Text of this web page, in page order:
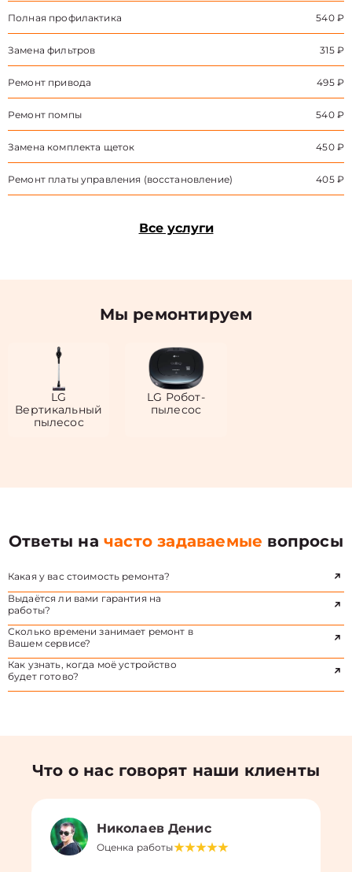
Полная профилактика 540 ₽
Замена фильтров 315 ₽
Ремонт привода 495 ₽
Ремонт помпы 540 ₽
Замена комплекта щеток 450 ₽
Ремонт платы управления (восстановление) 405 ₽
Все услуги
Мы ремонтируем
LG
Вертикальный
пылесос
LG Робот-
пылесос
Ответы начасто задаваемые вопросы
Какая у вас стоимость ремонта?
Выдаётся ли вами гарантия на
работы?
Сколько времени занимает ремонт в
Вашем сервисе?
Как узнать, когда моё устройство
будет готово?
Что о нас говорят наши клиенты
Николаев Денис
Оценка работы